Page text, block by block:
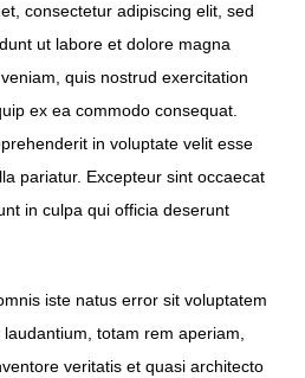
consectetur adipiscing elit, sed
ut labore et dolore magna
quis nostrud exercitation
ex ea commodo consequat.
in voluptate velit esse
pariatur. Excepteur sint occaecat
in culpa qui officia deserunt
iste natus error sit voluptatem
totam rem aperiam,
veritatis et quasi architecto